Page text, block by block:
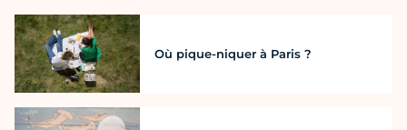
Où pique-niquer à Paris ?